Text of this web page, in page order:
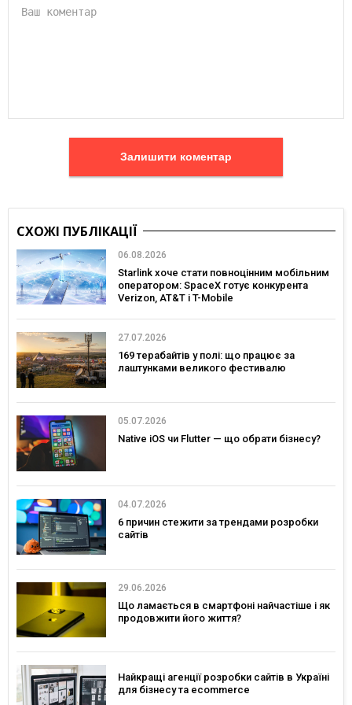
Залишити коментар
СХОЖІ ПУБЛІКАЦІЇ
06.08.2026
Starlink хоче стати повноцінним мобільним
оператором: SpaceX готує конкурента
Verizon, AT&T і T-Mobile
27.07.2026
169 терабайтів у полі: що працює за
лаштунками великого фестивалю
05.07.2026
Native iOS чи Flutter — що обрати бізнесу?
04.07.2026
6 причин стежити за трендами розробки
сайтів
29.06.2026
Що ламається в смартфоні найчастіше і як
продовжити його життя?
Найкращі агенції розробки сайтів в Україні
для бізнесу та ecommerce